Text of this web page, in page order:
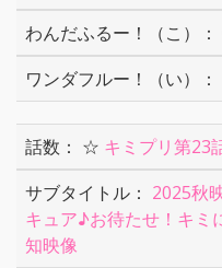
☆ キミプリ第23
2025秋
キュア♪お待たせ！キミ
知映像